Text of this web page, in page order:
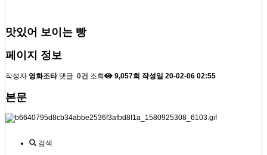
맛있어 보이는 빵
페이지 정보
작성자 영화조타 댓글 0건 조회 9,057회 작성일 20-02-06 02:55
본문
검색